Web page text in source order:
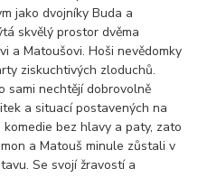
jako dvojníky Buda a
skvělý prostor dvěma
a Matoušovi. Hoši nevědomky
ziskuchtivých zloduchů.
sami nechtějí dobrovolně
a situací postavených na
bez hlavy a paty, zato
a Matouš minule zůstali v
Se svojí žravostí a